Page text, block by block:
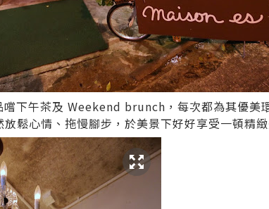
嚐下午茶及 Weekend brunch，每次都為其優美
鬆心情、拖慢腳步，於美景下好好享受一頓精